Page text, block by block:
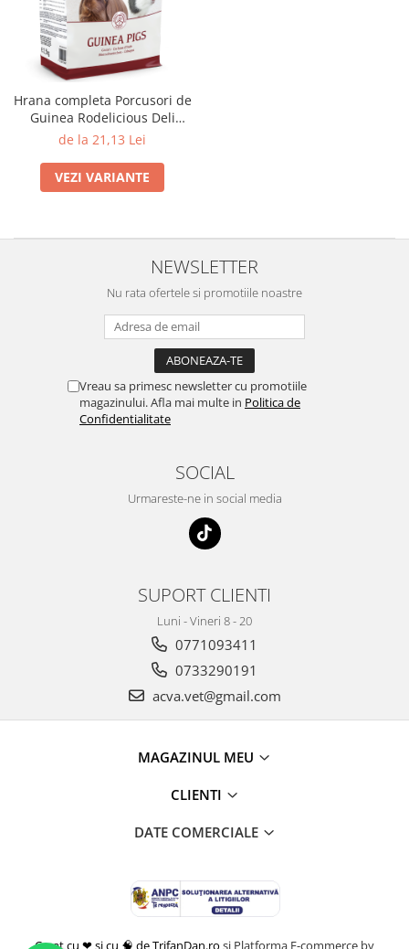
Hrana completa Porcusori de
Guinea Rodelicious Deli
Nature
de la 21,13 Lei
VEZI VARIANTE
NEWSLETTER
Nu rata ofertele si promotiile noastre
Vreau sa primesc newsletter cu promotiile
magazinului. Afla mai multe in Politica de
Confidentialitate
SOCIAL
Urmareste-ne in social media
SUPORT CLIENTI
Luni - Vineri 8 - 20
0771093411
0733290191
acva.vet@gmail.com
MAGAZINUL MEU
CLIENTI
DATE COMERCIALE
Creat cu ❤ și cu 🧠 de TrifanDan.ro si Platforma E-commerce by